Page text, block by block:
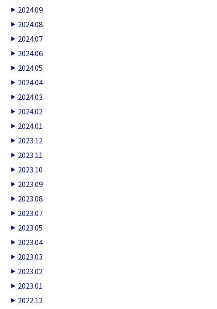
2024.09
2024.08
2024.07
2024.06
2024.05
2024.04
2024.03
2024.02
2024.01
2023.12
2023.11
2023.10
2023.09
2023.08
2023.07
2023.05
2023.04
2023.03
2023.02
2023.01
2022.12